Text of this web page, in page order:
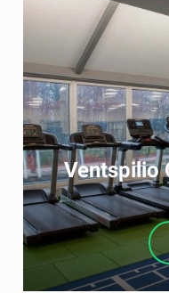
Ventspilio